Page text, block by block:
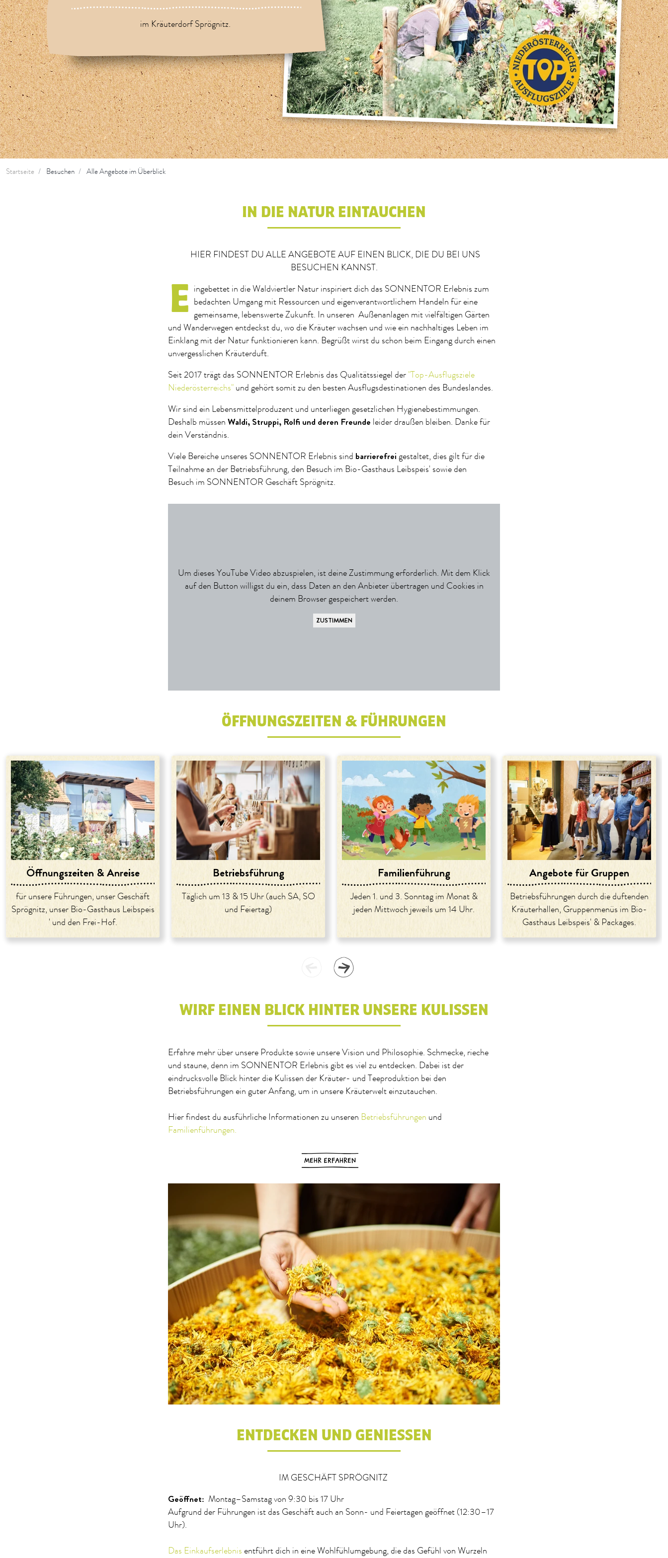
im Kräuterdorf Sprögnitz.
Startseite Besuchen Alle Angebote im Überblick
IN DIE NATUR EINTAUCHEN
HIER FINDEST DU ALLE ANGEBOTE AUF EINEN BLICK, DIE DU BEI UNS
BESUCHEN KANNST.
E ingebettet in die Waldviertler Natur inspiriert dich das SONNENTOR Erlebnis zum
bedachten Umgang mit Ressourcen und eigenverantwortlichem Handeln für eine
gemeinsame, lebenswerte Zukunft. In unseren Außenanlagen mit vielfältigen Gärten
und Wanderwegen entdeckst du, wo die Kräuter wachsen und wie ein nachhaltiges Leben im
Einklang mit der Natur funktionieren kann. Begrüßt wirst du schon beim Eingang durch einen
unvergesslichen Kräuterduft.
Seit 2017 trägt das SONNENTOR Erlebnis das Qualitätssiegel der "Top-Ausflugsziele
Niederösterreichs" und gehört somit zu den besten Ausflugsdestinationen des Bundeslandes.
Wir sind ein Lebensmittelproduzent und unterliegen gesetzlichen Hygienebestimmungen.
Deshalb müssen Waldi, Struppi, Rolfi und deren Freunde leider draußen bleiben. Danke für
dein Verständnis.
Viele Bereiche unseres SONNENTOR Erlebnis sind barrierefrei gestaltet, dies gilt für die
Teilnahme an der Betriebsführung, den Besuch im Bio-Gasthaus Leibspeis' sowie den
Besuch im SONNENTOR Geschäft Sprögnitz.
Um dieses YouTube Video abzuspielen, ist deine Zustimmung erforderlich. Mit dem Klick
auf den Button willigst du ein, dass Daten an den Anbieter übertragen und Cookies in
deinem Browser gespeichert werden.
ZUSTIMMEN
ÖFFNUNGSZEITEN & FÜHRUNGEN
Öffnungszeiten & Anreise
für unsere Führungen, unser Geschäft
Sprögnitz, unser Bio-Gasthaus Leibspeis
' und den Frei-Hof.
Betriebs­führung
Täglich um 13 & 15 Uhr (auch SA, SO
und Feiertag)
Familien­führung
Jeden 1. und 3. Sonntag im Monat &
jeden Mittwoch jeweils um 14 Uhr.
Angebote für Gruppen
Betriebsführungen durch die duftenden
Kräuterhallen, Gruppenmenüs im Bio-
Gasthaus Leibspeis' & Packages.
WIRF EINEN BLICK HINTER UNSERE KULISSEN
Erfahre mehr über unsere Produkte sowie unsere Vision und Philosophie. Schmecke, rieche
und staune, denn im SONNENTOR Erlebnis gibt es viel zu entdecken. Dabei ist der
eindrucksvolle Blick hinter die Kulissen der Kräuter- und Teeproduktion bei den
Betriebsführungen ein guter Anfang, um in unsere Kräuterwelt einzutauchen.
Hier findest du ausführliche Informationen zu unseren Betriebsführungen und
Familienführungen.
MEHR ERFAHREN
ENTDECKEN UND GENIESSEN
IM GESCHÄFT SPRÖGNITZ
Geöffnet: Montag–Samstag von 9:30 bis 17 Uhr
Aufgrund der Führungen ist das Geschäft auch an Sonn- und Feiertagen geöffnet (12:30–17
Uhr).
Das Einkaufserlebnis entführt dich in eine Wohlfühlumgebung, die das Gefühl von Wurzeln